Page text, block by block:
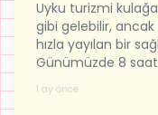
Uyku turizmi
gibi gelebilir,
hızla yayılan bir
Günümüzde 8
lüks haline geldi.
seyahat
1 ay önce